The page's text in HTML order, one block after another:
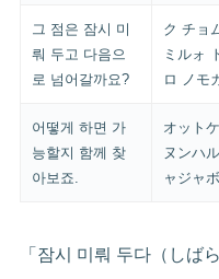
그 점은 잠시 미
뤄 두고 다음으
로 넘어갈까요?
ク チョ
ミルォ
ロ ノモ
어떻게 하면 가
능할지 함께 찾
아보죠.
オット
ヌンハ
ャジャ
「잠시 미뤄 두다（しば